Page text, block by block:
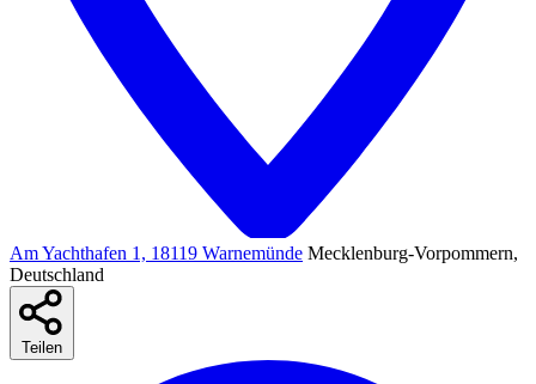
Am Yachthafen 1, 18119 Warnemünde Mecklenburg-Vorpommern,
Deutschland
Teilen